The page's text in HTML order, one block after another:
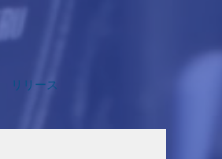
リリース